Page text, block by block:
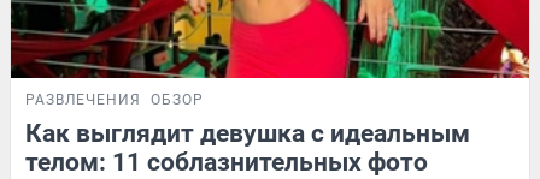
РАЗВЛЕЧЕНИЯ ОБЗОР
Как выглядит девушка с идеальным
телом: 11 соблазнительных фото